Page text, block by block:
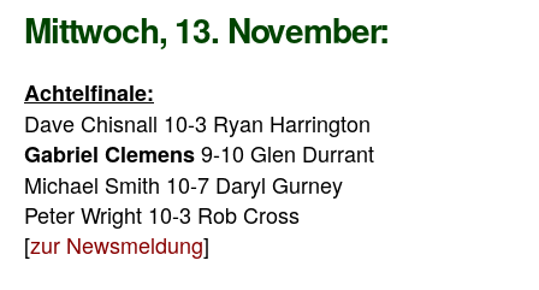
Mittwoch, 13. November:
Achtelfinale:
Dave Chisnall 10-3 Ryan Harrington
Gabriel Clemens9-10 Glen Durrant
Michael Smith 10-7 Daryl Gurney
Peter Wright 10-3 Rob Cross
[zur Newsmeldung]